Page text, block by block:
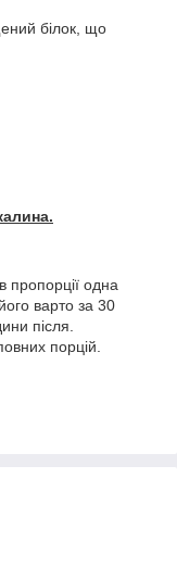
білок, що
пропорції одна
варто за 30
після.
порцій.